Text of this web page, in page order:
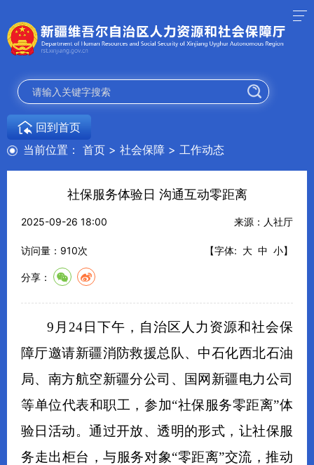
当前位置： 首页 > 社会保障 > 工作动态
回到首页
社保服务体验日 沟通互动零距离
2025-09-26 18:00 来源：人社厅
访问量： 910次 【字体: 大 中 小】
分享：
9月24日下午 ，自治区 人力资源和社会保
障厅邀请新疆消防救援总队、中石化西北石油
局、南方航空新疆分公司、国网新疆电力公司
等单位代表和职工 ， 参加“社保服务零距离”体
验日活动。通过开放、透明的形式，让社保服
务走出柜台 ，与服务对象“零距离”交流，推动